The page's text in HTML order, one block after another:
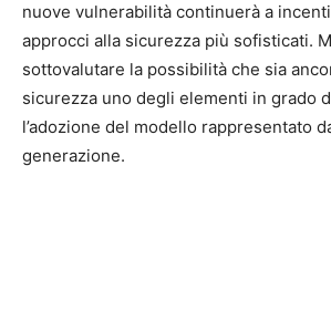
nuove vulnerabilità continuerà a
approcci alla sicurezza più sofisticati.
sottovalutare la possibilità che sia
sicurezza uno degli elementi in grado
l’adozione del modello rappresentato
generazione.